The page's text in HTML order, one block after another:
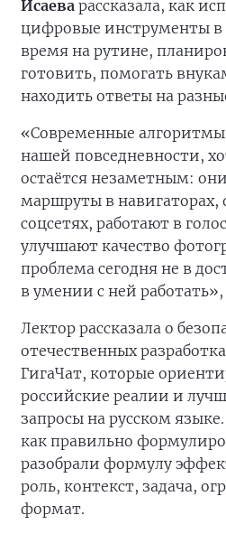
Исаева рассказала, как
цифровые инструменты в
время на рутине,
готовить, помогать
находить ответы на
«Современные алгоритмы
нашей повседневности,
остаётся незаметным:
маршруты в
соцсетях, работают в
улучшают качество
проблема сегодня не в
в умении с ней
Лектор рассказала о
отечественных
ГигаЧат, которые
российские реалии и
запросы на русском
как правильно
разобрали формулу
роль, контекст, задача,
формат.